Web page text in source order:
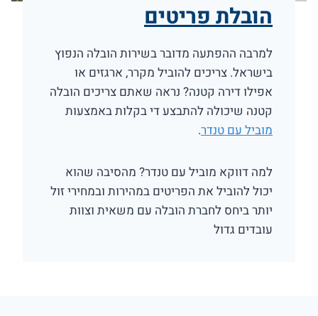
הובלת פריטים
למרבה ההפתעה מדובר בשירות הובלה הנפוץ
בישראל. צריכים להוביל מקרר, ארגזים או
אפילו דירה קטנה? נראה שאתם צריכים הובלה
קטנה שיכולה להתבצע די בקלות באמצעות
מוביל עם טנדר.
למה דווקא מוביל עם טנדר? מהסיבה שהוא
יכול להוביל את הפריטים במהירות ובמחירי זול
יותר ביחס לחברת הובלה עם משאית וצוות
עובדים גדול